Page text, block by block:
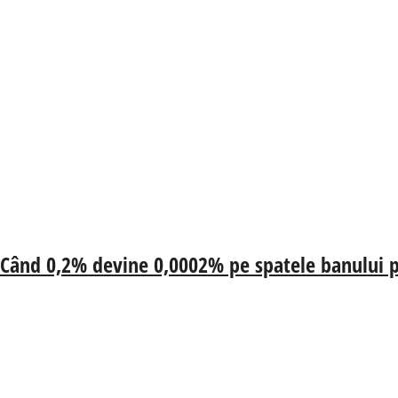
0,2% devine 0,0002% pe spatele banului